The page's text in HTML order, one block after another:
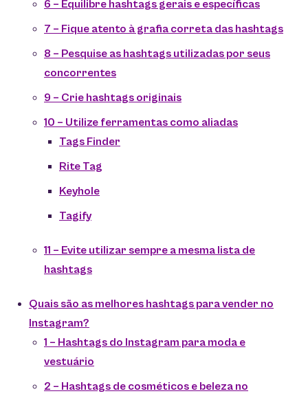
6 – Equilibre hashtags gerais e específicas
7 – Fique atento à grafia correta das hashtags
8 – Pesquise as hashtags utilizadas por seus
concorrentes
9 – Crie hashtags originais
10 – Utilize ferramentas como aliadas
Tags Finder
Rite Tag
Keyhole
Tagify
11 – Evite utilizar sempre a mesma lista de
hashtags
Quais são as melhores hashtags para vender no
Instagram?
1 – Hashtags do Instagram para moda e
vestuário
2 – Hashtags de cosméticos e beleza no